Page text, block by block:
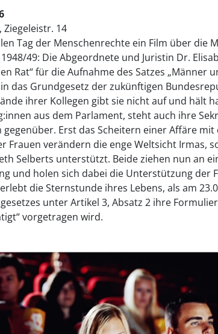
14
Tag der Menschenrechte ein Film über die
49: Die Abgeordnete und Juristin Dr.
Rat“ für die Aufnahme des Satzes „Männer
das Grundgesetz der zukünftigen
ihrer Kollegen gibt sie nicht auf und hält
aus dem Parlament, steht auch ihre
Erst das Scheitern einer Affäre
Frauen verändern die enge Weltsicht Irmas,
Selberts unterstützt. Beide ziehen nun an
und holen sich dabei die Unterstützung der
die Sternstunde ihres Lebens, als am
unter Artikel 3, Absatz 2 ihre
vorgetragen wird.